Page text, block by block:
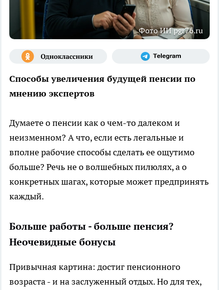
Фото ИИ pgr76.ru
Способы увеличения будущей пенсии по
мнению экспертов
Думаете о пенсии как о чем-то далеком и
неизменном? А что, если есть легальные и
вполне рабочие способы сделать ее ощутимо
больше? Речь не о волшебных пилюлях, а о
конкретных шагах, которые может предпринять
каждый.
Больше работы - больше пенсия?
Неочевидные бонусы
Привычная картина: достиг пенсионного
возраста - и на заслуженный отдых. Но для тех,